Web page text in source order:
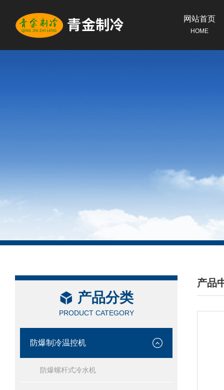
网站首页
HOME
产品分类
PRODUCT CATEGORY
防爆制冷温控机
防爆螺杆式冷水机
产品
/